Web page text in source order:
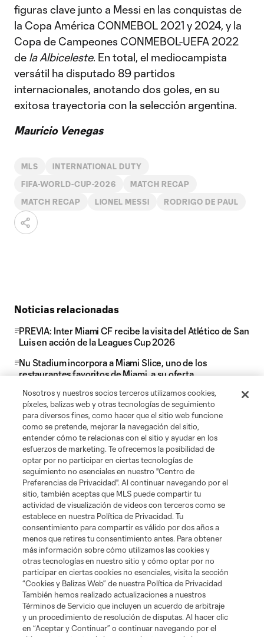
figuras clave junto a Messi en las conquistas de
la Copa América CONMEBOL 2021 y 2024, y la
Copa de Campeones CONMEBOL-UEFA 2022
de la Albiceleste. En total, el mediocampista
versátil ha disputado 89 partidos
internacionales, anotando dos goles, en su
exitosa trayectoria con la selección argentina.
Mauricio Venegas
MLS INTERNATIONAL DUTY
FIFA-WORLD-CUP-2026 MATCH RECAP
MATCH RECAP LIONEL MESSI RODRIGO DE PAUL
Noticias relacionadas
PREVIA: Inter Miami CF recibe la visita del Atlético de San
Luis en acción de la Leagues Cup 2026
Nu Stadium incorpora a Miami Slice, uno de los
restaurantes favoritos de Miami, a su oferta
presencia de La Birra Bar
Suárez nombrado al Equipo de la Jornada de la MLS
Sitios Web del Club
Club
Tickets
Nosotros y nuestros socios terceros utilizamos cookies,
píxeles, balizas web y otras tecnologías de seguimiento
para diversos fines, como hacer que el sitio web funcione
como se pretende, mejorar la navegación del sitio,
entender cómo te relacionas con el sitio y ayudar en los
esfuerzos de marketing. Te ofrecemos la posibilidad de
optar por no participar en ciertas tecnologías de
seguimiento no esenciales en nuestro "Centro de
Preferencias de Privacidad". Al continuar navegando por el
sitio, también aceptas que MLS puede compartir tu
actividad de visualización de videos con terceros como se
establece en nuestra Política de Privacidad. Tu
consentimiento para compartir es válido por dos años a
menos que retires tu consentimiento antes. Para obtener
más información sobre cómo utilizamos las cookies y
otras tecnologías en nuestro sitio y cómo optar por no
participar en ciertas cookies no esenciales, visita la sección
“Cookies y Balizas Web” de nuestra Política de Privacidad
También hemos realizado actualizaciones a nuestros
Términos de Servicio que incluyen un acuerdo de arbitraje
y un procedimiento de resolución de disputas. Al hacer clic
en “Aceptar y Continuar” o continuar navegando por el